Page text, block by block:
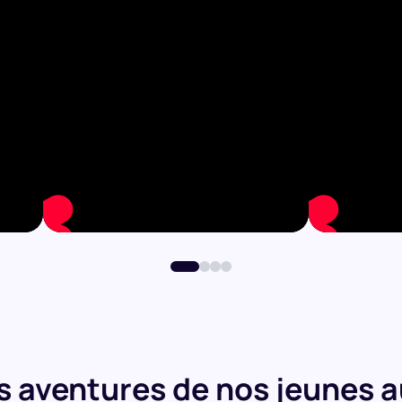
aventures de nos jeunes